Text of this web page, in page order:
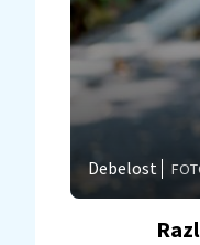
Debelost